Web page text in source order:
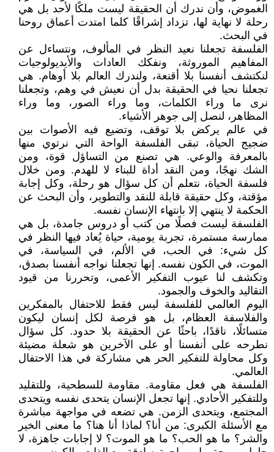
الغموض، وأن ندرك أن الحقيقة ليست ملكًا لأحد بل هي
رحلة لا نهاية لها، تزداد إشراقًا كلما امتدت أعماق روحنا
في البحث.
الفلسفة تجعلنا نعيد النظر في المألوف، ونتساءل عن
المفاهيم الموروثة، ونفكك العادات والأيديولوجيات
لنكتشف أنفسنا بلا أقنعة، ولندرك العالم بلا أوهام. هي
تجعلنا نحيا في الحقيقة بدل أن نعيش في وهم، وتجعلنا
نرى ما وراء الكلمات، وما وراء الصور، وما وراء
المظاهر، لنصل إلى جوهر الأشياء.
في عالم يركض بلا توقف، وتضيع فيه الأصوات بين
ضجيج الحياة، تبقى الفلسفة الواحة التي نرتوي منها
بالمعرفة والوعي. هي تصنع من التساؤل قوة، ومن
الشك نهجًا، ومن النقد أداة للبناء لا للهدم. ومن خلال
فلسفة الحياة، نتعلم أن كل سؤال هو رحلة، وكل إجابة
مؤقتة، وكل حقيقة قابلة للنقد والتطوير، وأن البحث عن
الحكمة لا ينتهي إلا بانتهاء الإنسان نفسه.
الفلسفة ليست فصلًا من كتب أو دروس جامدة، بل هي
ممارسة مستمرة، تجربة يومية، حياة يُعاد فيها النظر في
كل شيء: في الحب، في الألم، في السياسة، في
الموت، في الكون نفسه. إنها تجعلنا نواجه أنفسنا بصدق،
وتكشف لنا عيوب التفكير الأعمى، وتحررنا من قيود
التقاليد والخوف والجمود.
اليوم العالمي للفلسفة ليس فقط للاحتفال بالمفكرين
والفلاسفة العظام، بل هو فرصة لكل إنسان ليكون
متسائلًا، ناقدًا، باحثًا عن الحقيقة بلا حدود. كل سؤال
نطرحه على أنفسنا أو على الآخرين هو شعلة مضيئة
وكل محاولة للتفكير الحر هي مشاركة في هذا الاحتفال
العالمي.
الفلسفة هي فعل مقاومة. مقاومة للسطحية، وللتقليد
وللتفكير الأحادي. إنها تجعل الإنسان يتحدى نفسه ويتحدى
المجتمع، ويتحدى الزمن. هي تضعه في مواجهة مباشرة
مع الأسئلة الكبرى: من أنا؟ لماذا أنا هنا؟ ما معنى الخير
والشر؟ ما هو الحب؟ ما هو الموت؟ لا إجابات جاهزة، لا